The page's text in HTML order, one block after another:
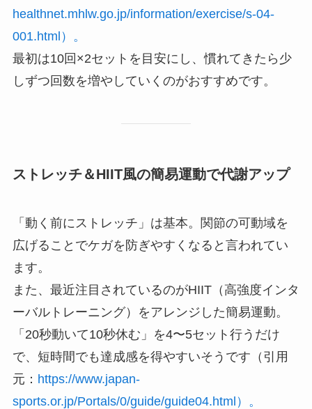
healthnet.mhlw.go.jp/information/exercise/s-04-
001.html）。
最初は10回×2セットを目安にし、慣れてきたら少
しずつ回数を増やしていくのがおすすめです。
ストレッチ＆HIIT風の簡易運動で代謝アップ
「動く前にストレッチ」は基本。関節の可動域を
広げることでケガを防ぎやすくなると言われてい
ます。
また、最近注目されているのがHIIT（高強度インタ
ーバルトレーニング）をアレンジした簡易運動。
「20秒動いて10秒休む」を4〜5セット行うだけ
で、短時間でも達成感を得やすいそうです（引用
元： https://www.japan-
sports.or.jp/Portals/0/guide/guide04.html）。